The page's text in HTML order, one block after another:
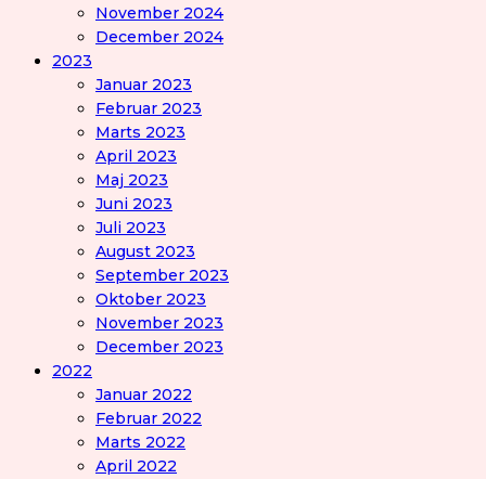
November 2024
December 2024
2023
Januar 2023
Februar 2023
Marts 2023
April 2023
Maj 2023
Juni 2023
Juli 2023
August 2023
September 2023
Oktober 2023
November 2023
December 2023
2022
Januar 2022
Februar 2022
Marts 2022
April 2022